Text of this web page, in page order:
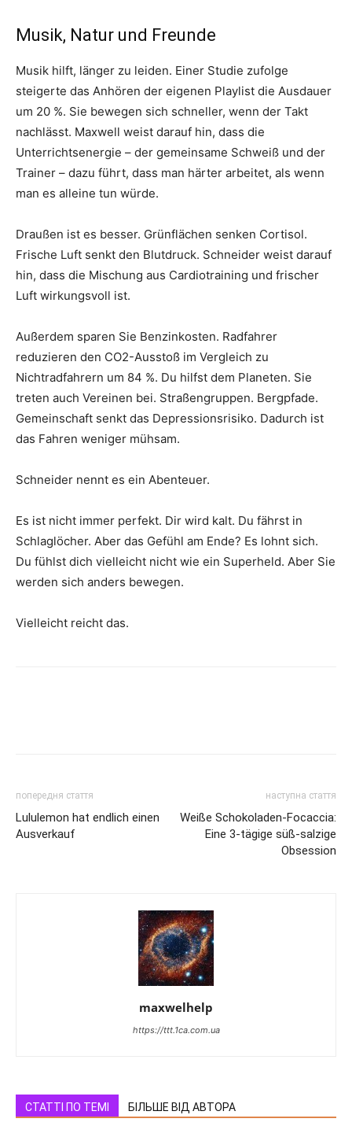
Musik, Natur und Freunde
Musik hilft, länger zu leiden. Einer Studie zufolge
steigerte das Anhören der eigenen Playlist die Ausdauer
um 20 %. Sie bewegen sich schneller, wenn der Takt
nachlässt. Maxwell weist darauf hin, dass die
Unterrichtsenergie – der gemeinsame Schweiß und der
Trainer – dazu führt, dass man härter arbeitet, als wenn
man es alleine tun würde.
Draußen ist es besser. Grünflächen senken Cortisol.
Frische Luft senkt den Blutdruck. Schneider weist darauf
hin, dass die Mischung aus Cardiotraining und frischer
Luft wirkungsvoll ist.
Außerdem sparen Sie Benzinkosten. Radfahrer
reduzieren den CO2-Ausstoß im Vergleich zu
Nichtradfahrern um 84 %. Du hilfst dem Planeten. Sie
treten auch Vereinen bei. Straßengruppen. Bergpfade.
Gemeinschaft senkt das Depressionsrisiko. Dadurch ist
das Fahren weniger mühsam.
Schneider nennt es ein Abenteuer.
Es ist nicht immer perfekt. Dir wird kalt. Du fährst in
Schlaglöcher. Aber das Gefühl am Ende? Es lohnt sich.
Du fühlst dich vielleicht nicht wie ein Superheld. Aber Sie
werden sich anders bewegen.
Vielleicht reicht das.
попередня стаття
Lululemon hat endlich einen
Ausverkauf
наступна стаття
Weiße Schokoladen-Focaccia:
Eine 3-tägige süß-salzige
Obsession
maxwelhelp
https://ttt.1ca.com.ua
СТАТТІ ПО ТЕМІ БІЛЬШЕ ВІД АВТОРА